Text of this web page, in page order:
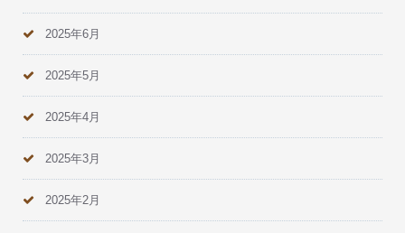
2025年6月
2025年5月
2025年4月
2025年3月
2025年2月